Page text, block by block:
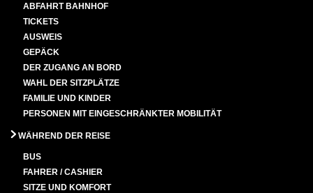
ABFAHRT BAHNHOF
TICKETS
AUSWEIS
GEPÄCK
DER ZUGANG AN BORD
WAHL DER SITZPLÄTZE
FAMILIE UND KINDER
PERSONEN MIT EINGESCHRÄNKTER MOBILITÄT
WÄHREND DER REISE
BUS
FAHRER / CASHIER
SITZE UND KOMFORT